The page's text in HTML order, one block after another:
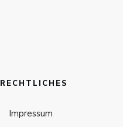
RECHTLICHES
Impressum